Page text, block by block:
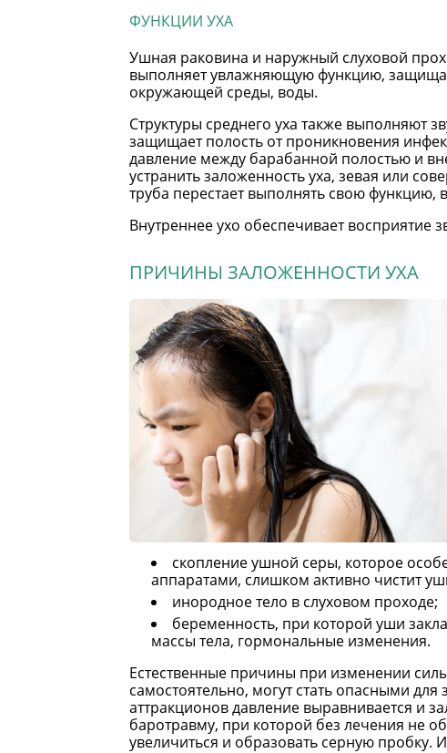
ФУНКЦИИ УХА
Ушная раковина и наружный слуховой
выполняет увлажняющую функцию,
окружающей среды, воды.
Структуры среднего уха также выполняют
защищает полость от проникновения
давление между барабанной полостью и
устранить заложенность уха, зевая или
труба перестает выполнять свою функцию,
Внутреннее ухо обеспечивает восприятие
ПРИЧИНЫ ЗАЛОЖЕННОСТИ УХА
скопление ушной серы, которое
аппаратами, слишком активно чистит
инородное тело в слуховом проходе;
беременность, при которой уши
массы тела, гормональные изменения.
Естественные причины при изменении
самостоятельно, могут стать опасными
аттракционов давление выравнивается и
баротравму, при которой без лечения не
увеличиться и образовать серную пробку.